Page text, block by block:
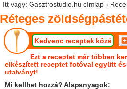
Itt vagy: Gasztrostudio.hu címlap ›
Réteges
Kedvenc receptek közé
Ezt a receptet már többen
elkészített receptet fotóval együtt
utalványt!
Mi kellhet hozzá? Alapanyagok: